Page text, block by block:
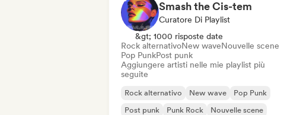
Smash the Cis-tem
Curatore Di Playlist
&gt; 1000 risposte date
Rock alternativoNew waveNouvelle scene
Pop PunkPost punk
Aggiungere artisti nelle mie playlist più
seguite
Rock alternativo New wave
Pop Punk
Post punk
Punk Rock Nouvelle scene